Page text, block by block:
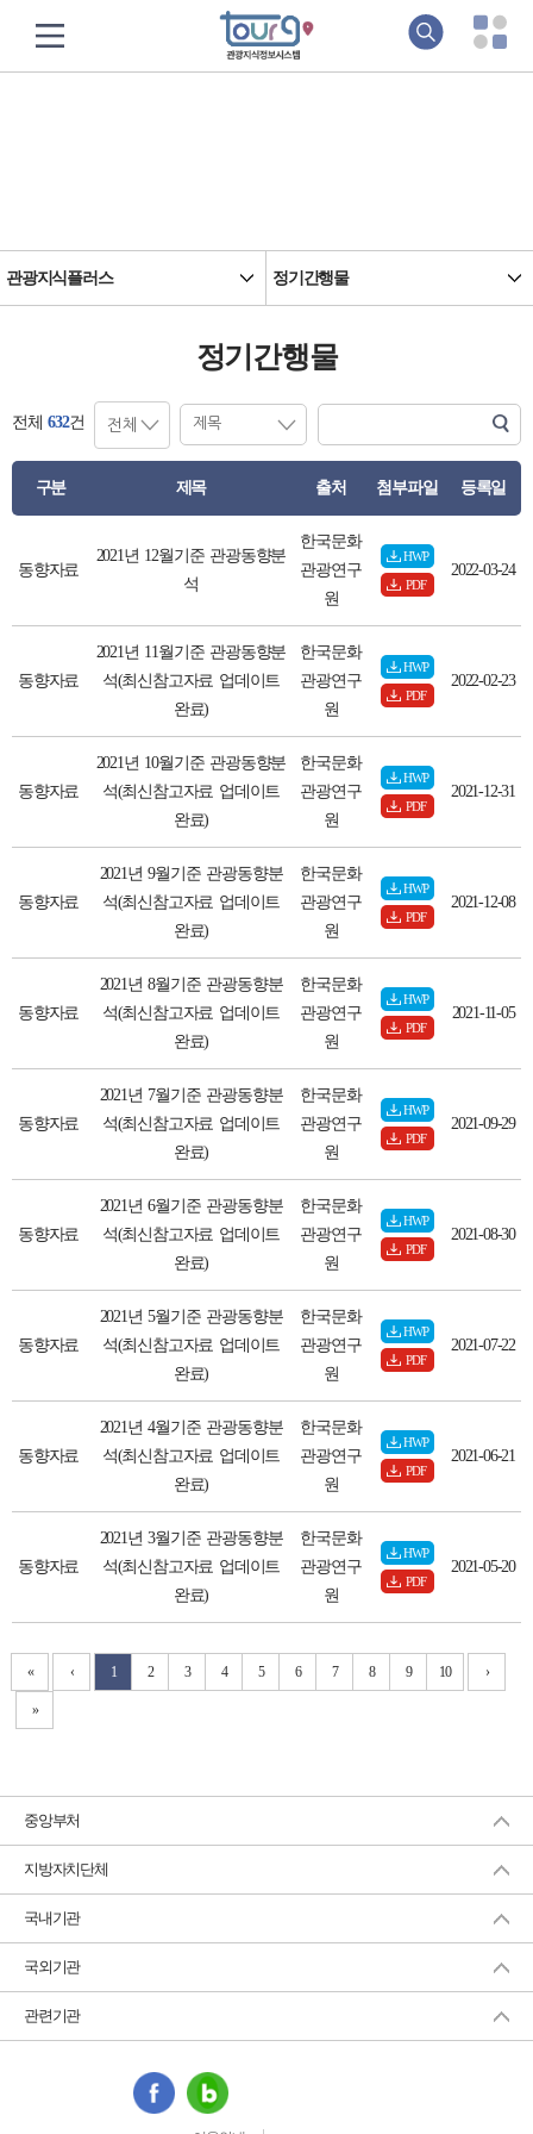
관광지식플러스 정기간행물
정기간행물
전체632건
구분 제목 출처 첨부파일 등록일
동향자료
2021년 12월기준 관광동향분
석
한국문화
관광연구
원
HWP
PDF
2022-03-24
동향자료
2021년 11월기준 관광동향분
석(최신참고자료 업데이트
완료)
한국문화
관광연구
원
HWP
PDF
2022-02-23
동향자료
2021년 10월기준 관광동향분
석(최신참고자료 업데이트
완료)
한국문화
관광연구
원
HWP
PDF
2021-12-31
동향자료
2021년 9월기준 관광동향분
석(최신참고자료 업데이트
완료)
한국문화
관광연구
원
HWP
PDF
2021-12-08
동향자료
2021년 8월기준 관광동향분
석(최신참고자료 업데이트
완료)
한국문화
관광연구
원
HWP
PDF
2021-11-05
동향자료
2021년 7월기준 관광동향분
석(최신참고자료 업데이트
완료)
한국문화
관광연구
원
HWP
PDF
2021-09-29
동향자료
2021년 6월기준 관광동향분
석(최신참고자료 업데이트
완료)
한국문화
관광연구
원
HWP
PDF
2021-08-30
동향자료
2021년 5월기준 관광동향분
석(최신참고자료 업데이트
완료)
한국문화
관광연구
원
HWP
PDF
2021-07-22
동향자료
2021년 4월기준 관광동향분
석(최신참고자료 업데이트
완료)
한국문화
관광연구
원
HWP
PDF
2021-06-21
동향자료
2021년 3월기준 관광동향분
석(최신참고자료 업데이트
완료)
한국문화
관광연구
원
HWP
PDF
2021-05-20
« ‹ 1 2 3 4 5 6 7 8 9 10 ›
»
중앙부처
지방자치단체
국내기관
국외기관
관련기관